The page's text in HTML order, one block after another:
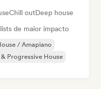
Chill outDeep house
de maior impacto
/ Amapiano
Progressive House